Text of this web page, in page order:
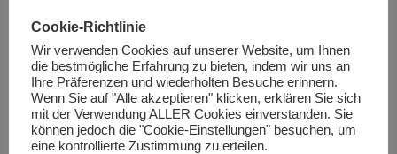
August 2016
Juli 2016
Juni 2016
Mai 2016
Cookie-Richtlinie
Wir verwenden Cookies auf unserer Website, um Ihnen
die bestmögliche Erfahrung zu bieten, indem wir uns an
Ihre Präferenzen und wiederholten Besuche erinnern.
Wenn Sie auf "Alle akzeptieren" klicken, erklären Sie sich
mit der Verwendung ALLER Cookies einverstanden. Sie
können jedoch die "Cookie-Einstellungen" besuchen, um
eine kontrollierte Zustimmung zu erteilen.